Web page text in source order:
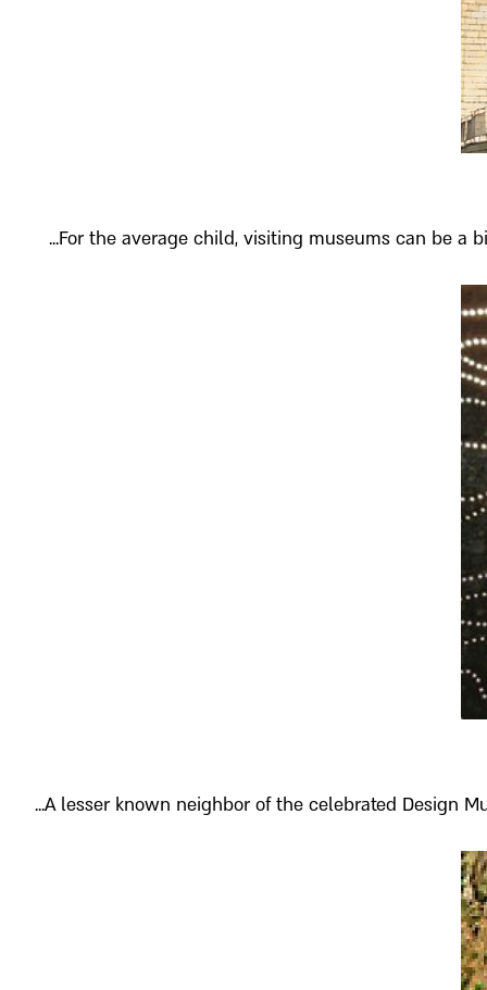
For the average child, visiting museums can be a
A lesser known neighbor of the celebrated Design